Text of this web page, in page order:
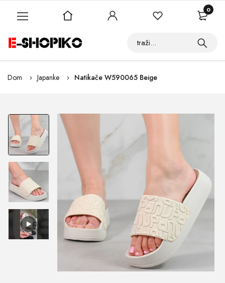
Dom Japanke Natikače W590065 Beige
0